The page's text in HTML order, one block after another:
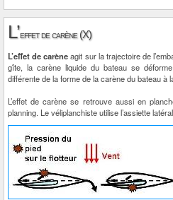
L’effet de carène (X)
L’effet de carèneagit sur la trajectoire de
gîte, la carène liquide du bateau se
différente de la forme de la carène du bateau à
L’effet de carène se retrouve aussi en
planning. Le véliplanchiste utilise l’assiette